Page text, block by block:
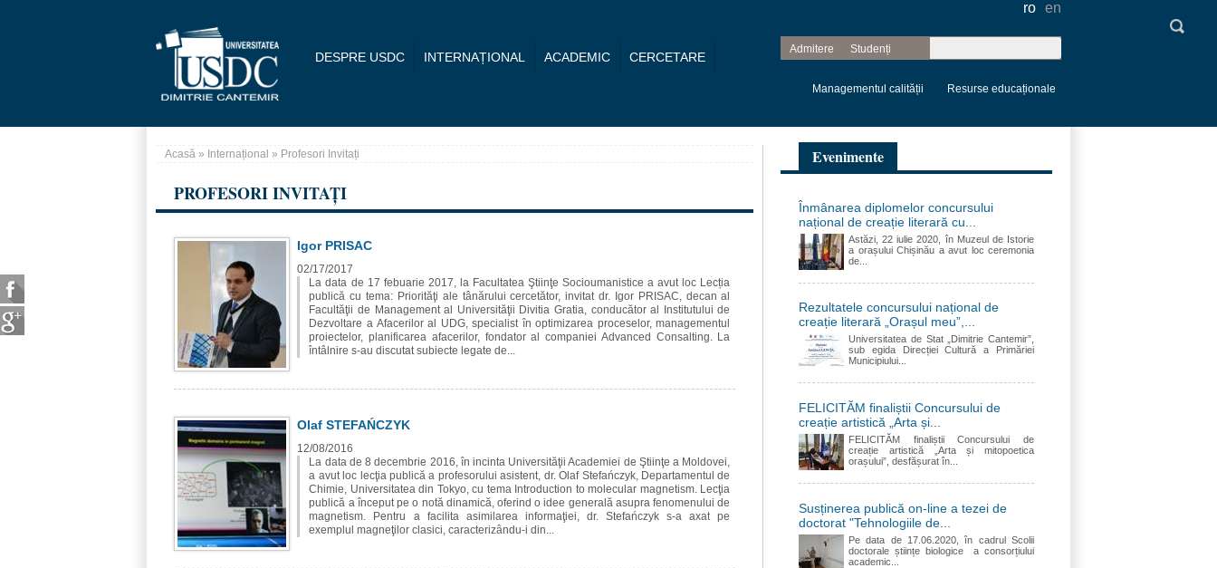
DESPRE USDC INTERNAȚIONAL ACADEMIC CERCETARE
ro en
Admitere Studenți
Formular de
căutare
Managementul calității Resurse educaționale
Acasă » Internațional » Profesori Invitați
PROFESORI INVITAȚI
Igor PRISAC
02/17/2017
La data de 17 febuarie 2017, la Facultatea Ştiinţe Socioumanistice a avut loc Lecția
publică cu tema: Priorităţi ale tânărului cercetător, invitat dr. Igor PRISAC, decan al
Facultăţii de Management al Universităţii Divitia Gratia, conducător al Institutului de
Dezvoltare a Afacerilor al UDG, specialist în optimizarea proceselor, managementul
proiectelor, planificarea afacerilor, fondator al companiei Advanced Consalting. La
întâlnire s-au discutat subiecte legate de...
Olaf STEFAŃCZYK
12/08/2016
La data de 8 decembrie 2016, în incinta Universităţii Academiei de Ştiinţe a Moldovei,
a avut loc lecţia publică a profesorului asistent, dr. Olaf Stefańczyk, Departamentul de
Chimie, Universitatea din Tokyo, cu tema Introduction to molecular magnetism. Lecţia
publică a început pe o notă dinamică, oferind o idee generală asupra fenomenului de
magnetism. Pentru a facilita asimilarea informaţiei, dr. Stefańczyk s-a axat pe
exemplul magneţilor clasici, caracterizându-i din...
Pagini
Evenimente
Înmânarea diplomelor concursului
național de creație literară cu...
Astăzi, 22 iulie 2020, în Muzeul de Istorie
a orașului Chișinău a avut loc ceremonia
de...
Rezultatele concursului național de
creație literară „Orașul meu”,...
Universitatea de Stat „Dimitrie Cantemir”,
sub egida Direcției Cultură a Primăriei
Municipiului...
FELICITĂM finaliștii Concursului de
creație artistică „Arta și...
FELICITĂM finaliștii Concursului de
creație artistică „Arta și mitopoetica
orașului”, desfășurat în...
Susținerea publică on-line a tezei de
doctorat "Tehnologiile de...
Pe data de 17.06.2020, în cadrul Scolii
doctorale științe biologice a consorțiului
academic...